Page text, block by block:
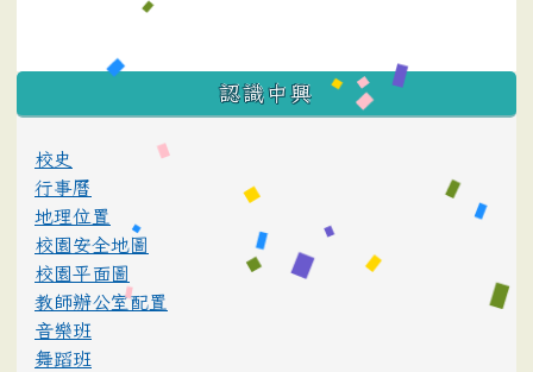
:::
認識中興
校史
行事曆
地理位置
校園安全地圖
校園平面圖
教師辦公室配置
音樂班
舞蹈班